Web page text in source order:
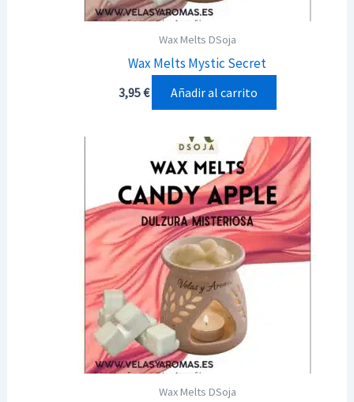
Wax Melts DSoja
Wax Melts Mystic Secret
3,95€ Añadir al carrito
Wax Melts DSoja